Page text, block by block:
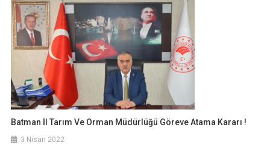
Batman İl Tarım Ve Orman Müdürlüğü Göreve Atama Kararı !
3 Nisan 2022